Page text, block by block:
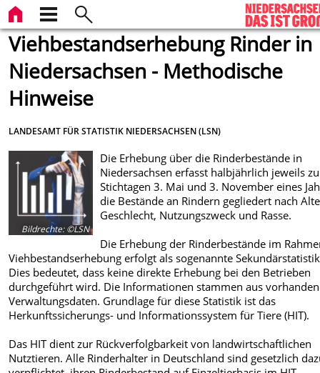
Viehbestandserhebung Rinder in
Niedersachsen - Methodische
Hinweise
LANDESAMT FÜR STATISTIK NIEDERSACHSEN (LSN)
Bildrechte:©LSN
Die Erhebung über die Rinderbestände in
Niedersachsen erfasst halbjährlich jeweils
Stichtagen 3. Mai und 3. November eines
die Bestände an Rindern gegliedert nach
Geschlecht, Nutzungszweck und Rasse.
Die Erhebung der Rinderbestände im
Viehbestandserhebung erfolgt als sogenannte
Dies bedeutet, dass keine direkte Erhebung bei den Betrieben
durchgeführt wird. Die Informationen stammen aus
Verwaltungsdaten. Grundlage für diese Statistik ist das
Herkunftssicherungs- und Informationssystem für Tiere (HIT).
Das HIT dient zur Rückverfolgbarkeit von landwirtschaftlichen
Nutztieren. Alle Rinderhalter in Deutschland sind gesetzlich